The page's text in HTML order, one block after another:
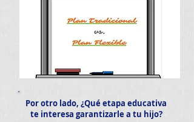
Por otro lado, ¿Qué etapa educativa
te interesa garantizarle a tu hijo?